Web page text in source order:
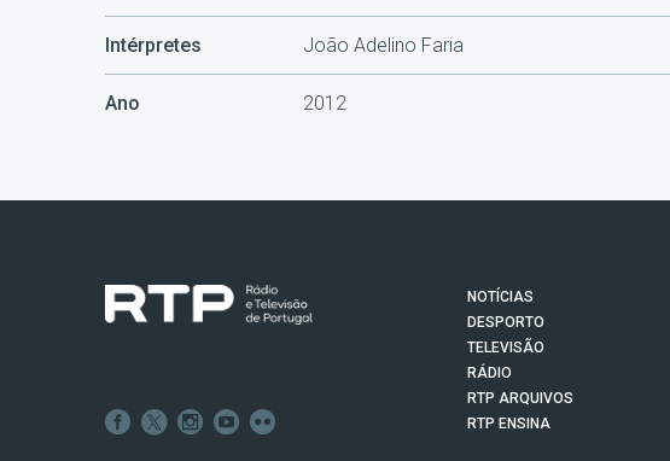
Intérpretes João Adelino Faria
Ano 2012
NOTÍCIAS
DESPORTO
TELEVISÃO
RÁDIO
RTP ARQUIVOS
RTP ENSINA